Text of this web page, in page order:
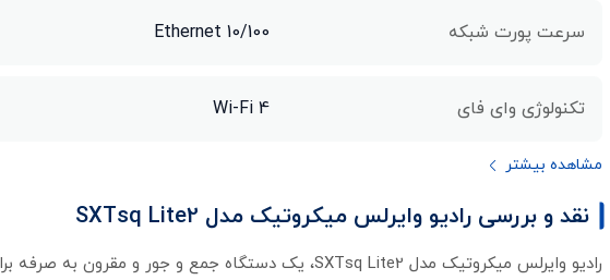
سرعت پورت شبکه 10/100 Ethernet
تکنولوژی وای فای Wi-Fi 4
مشاهده بیشتر
نقد و بررسی رادیو وایرلس میکروتیک مدل SXTsq Lite2